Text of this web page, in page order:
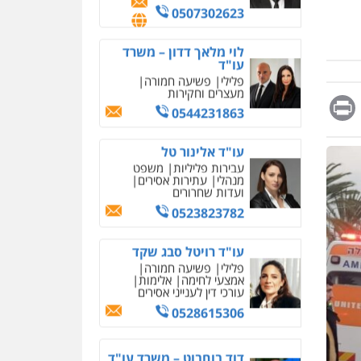
Message
Print
0507302623
לוי מלאך דדון – משרד
עו"ד
פלילי פשיעה חמורה
מעצרים וחקירות
0544231863
עו"ד אלינור טל
עבירות פליליות משפט
מנהלי עתירות אסירים
ועדות שחרורים
0523823782
עו"ד רויטל סבג שקד
פלילי פשיעה חמורה
אמצעי לחימה אלימות
עורכי דין לענייני אסירים
0528615306
דוד בוחבוט – משרד עו"ד
מחיקת כתבות מגוגל
ודחיקת אזכורים שליליים
שירותים מקצועיים לעורכי
0522508109
אחסון אתרים
מהירות הגנה גיבוי
לעורכי דין
מרכז התחלה חדשה
אסירים עבירות מין
שירותים מקצועיים לעורכי
0544500346
מאיה בלום, עו"ס,
טיפול ושיקום
טיפול בהתמכרויות
תושב סכנין חשוד ששלח הודעות